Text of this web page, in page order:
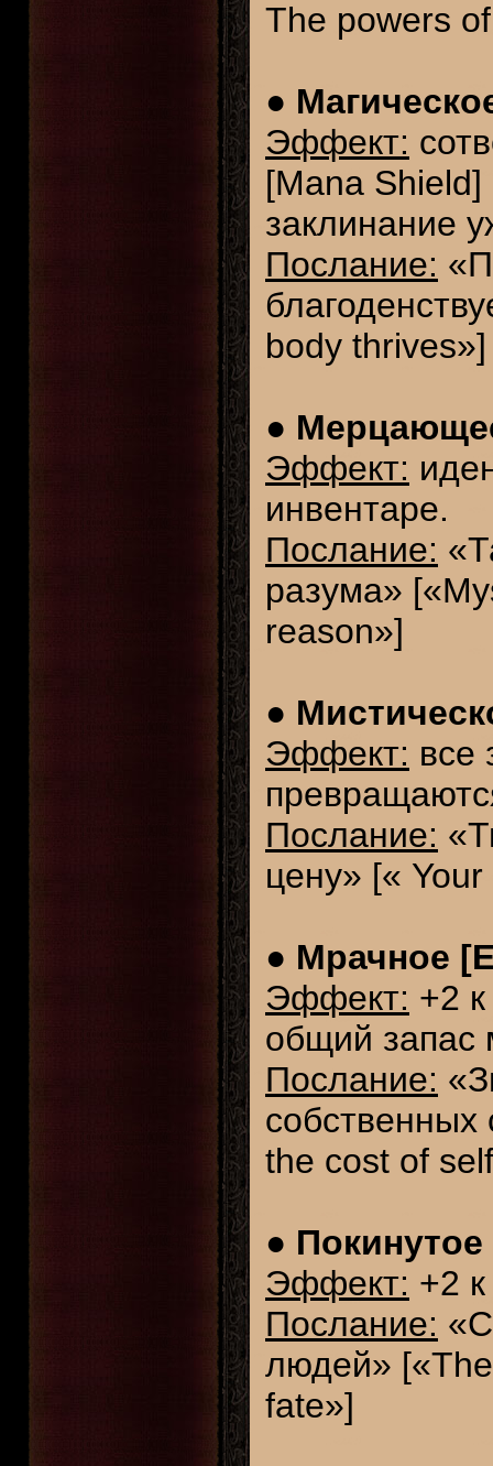
The powers
●
Эффект:
[Mana
заклинание
Послание:
body thrives»]
●
Эффект:
инвентаре.
Послание:
разума»
reason»]
●
Эффект: все
Послание:
цену» [«
● Мрачное
Эффект: +2
общий запас
Послание:
the cost of
●
Эффект: +2
Послание:
людей»
fate»]